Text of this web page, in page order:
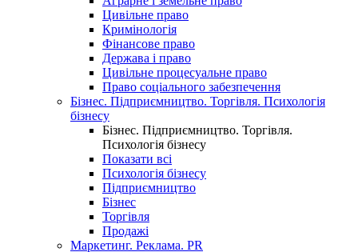
Цивільне право
Кримінологія
Фінансове право
Держава і право
Цивільне процесуальне право
Право соціального забезпечення
Бізнес. Підприємництво. Торгівля. Психологія
бізнесу
Бізнес. Підприємництво. Торгівля.
Психологія бізнесу
Показати всі
Психологія бізнесу
Підприємництво
Бізнес
Торгівля
Продажі
Маркетинг. Реклама. PR